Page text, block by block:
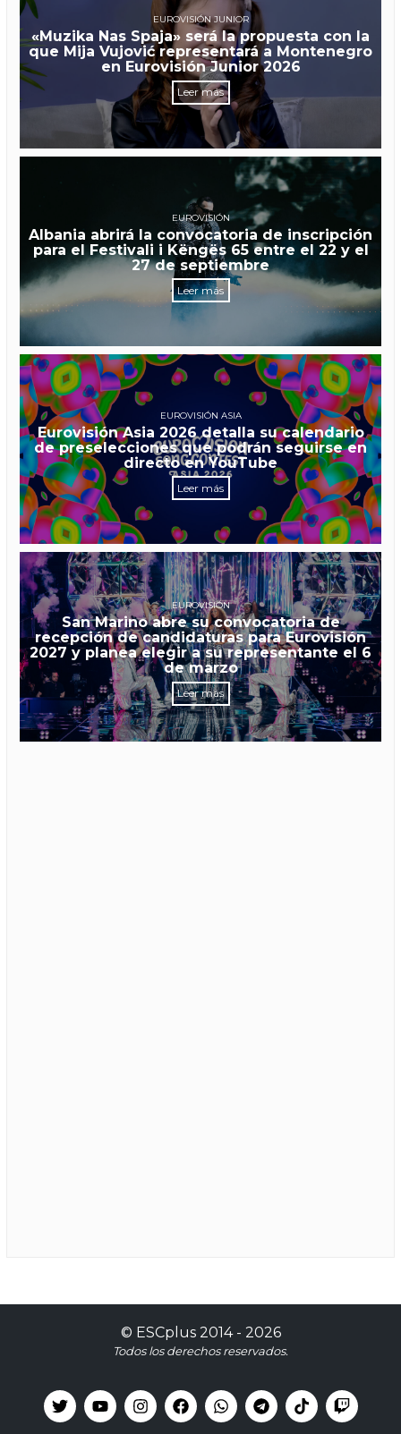
EUROVISIÓN JUNIOR
«Muzika Nas Spaja» será la propuesta con la
que Mija Vujović representará a Montenegro
en Eurovisión Junior 2026
Leer más
EUROVISIÓN
Albania abrirá la convocatoria de inscripción
para el Festivali i Këngës 65 entre el 22 y el
27 de septiembre
Leer más
EUROVISIÓN ASIA
Eurovisión Asia 2026 detalla su calendario
de preselecciones que podrán seguirse en
directo en YouTube
Leer más
EUROVISIÓN
San Marino abre su convocatoria de
recepción de candidaturas para Eurovisión
2027 y planea elegir a su representante el 6
de marzo
Leer más
© ESCplus2014 - 2026
Todos los derechos reservados.